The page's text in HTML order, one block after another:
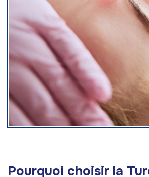
Pourquoi choisir la